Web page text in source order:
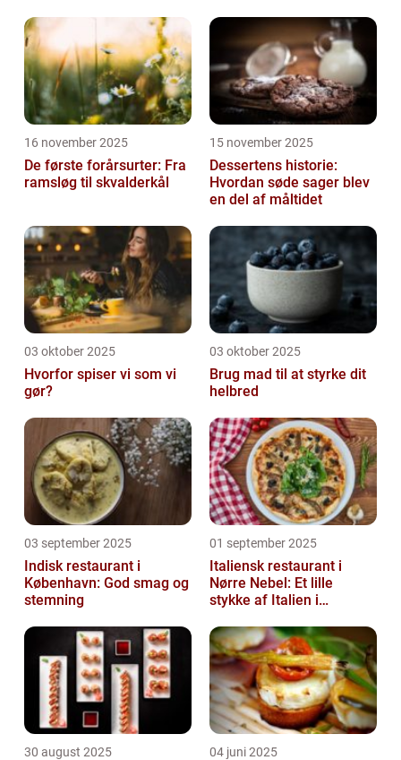
16 november 2025
De første forårsurter: Fra
ramsløg til skvalderkål
15 november 2025
Dessertens historie:
Hvordan søde sager blev
en del af måltidet
03 oktober 2025
Hvorfor spiser vi som vi
gør?
03 oktober 2025
Brug mad til at styrke dit
helbred
03 september 2025
Indisk restaurant i
København: God smag og
stemning
01 september 2025
Italiensk restaurant i
Nørre Nebel: Et lille
stykke af Italien i
30 august 2025 04 juni 2025